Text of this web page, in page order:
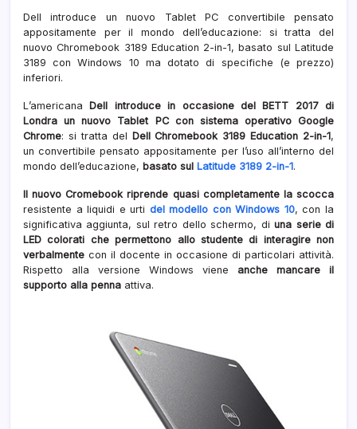
Dell introduce un nuovo Tablet PC convertibile pensato
appositamente per il mondo dell’educazione: si tratta del
nuovo Chromebook 3189 Education 2-in-1, basato sul Latitude
3189 con Windows 10 ma dotato di specifiche (e prezzo)
inferiori.
L’americana Dell introduce in occasione del BETT 2017 di
Londra un nuovo Tablet PC con sistema operativo Google
Chrome: si tratta del Dell Chromebook 3189 Education 2-in-1,
un convertibile pensato appositamente per l’uso all’interno del
mondo dell’educazione, basato sul Latitude 3189 2-in-1.
Il nuovo Cromebook riprende quasi completamente la scocca
resistente a liquidi e urti del modello con Windows 10, con la
significativa aggiunta, sul retro dello schermo, diuna serie di
LED colorati che permettono allo studente di interagire non
verbalmente con il docente in occasione di particolari attività.
Rispetto alla versione Windows viene anche mancare il
supporto alla penna attiva.